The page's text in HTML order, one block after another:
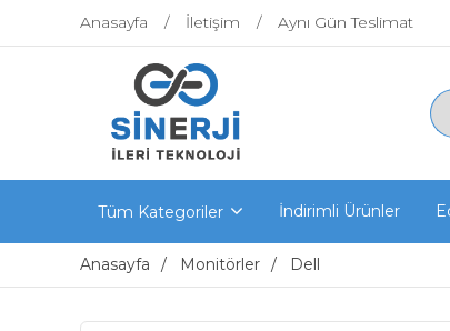
Anasayfa İletişim Aynı Gün Teslimat
Tüm Kategoriler İndirimli Ürünler
Anasayfa Monitörler Dell